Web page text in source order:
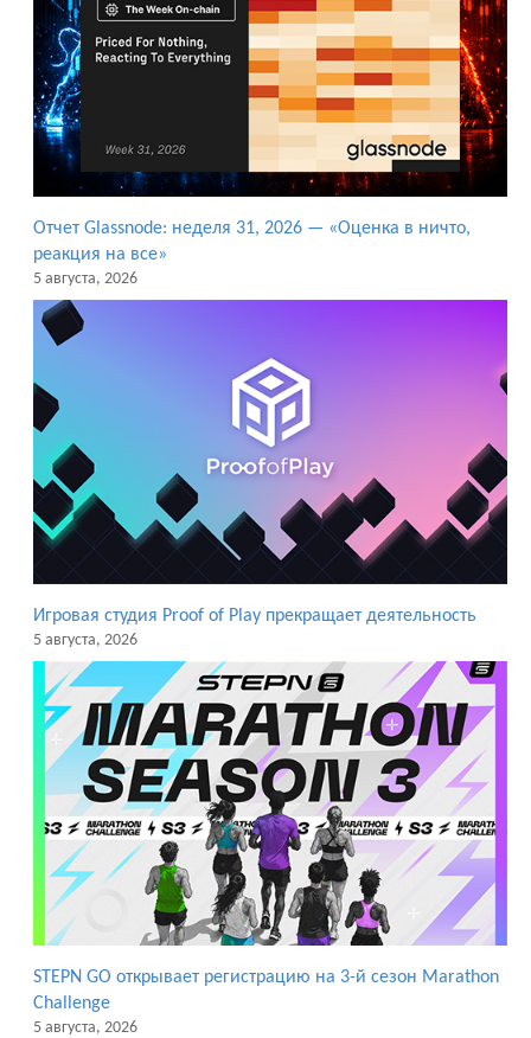
Отчет Glassnode: неделя 31, 2026 — «Оценка в ничто,
реакция на все»
5 августа, 2026
Игровая студия Proof of Play прекращает деятельность
5 августа, 2026
STEPN GO открывает регистрацию на 3-й сезон Marathon
Challenge
5 августа, 2026